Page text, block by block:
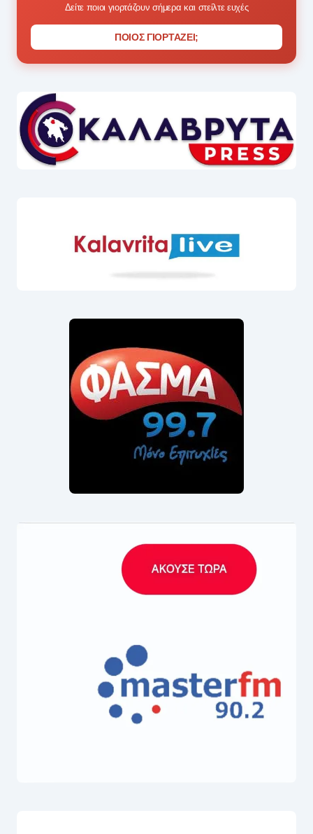
Δείτε ποιοι γιορτάζουν σήμερα και στείλτε ευχές
ΠΟΙΟΣ ΓΙΟΡΤΑΖΕΙ;